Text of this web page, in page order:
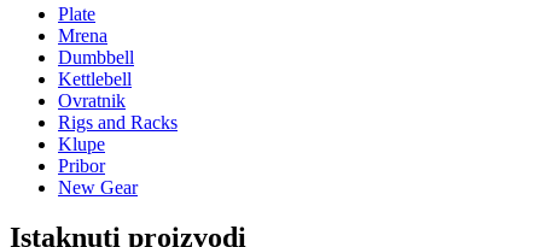
Plate
Mrena
Dumbbell
Kettlebell
Ovratnik
Rigs and Racks
Klupe
Pribor
New Gear
Istaknuti proizvodi